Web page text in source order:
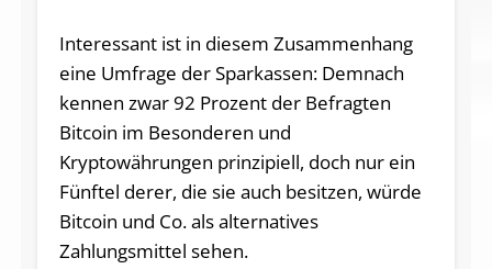
Interessant ist in diesem Zusammenhang
eine Umfrage der Sparkassen: Demnach
kennen zwar 92 Prozent der Befragten
Bitcoin im Besonderen und
Kryptowährungen prinzipiell, doch nur ein
Fünftel derer, die sie auch besitzen, würde
Bitcoin und Co. als alternatives
Zahlungsmittel sehen.